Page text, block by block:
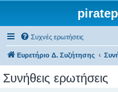
Συχνές ερωτήσεις
Ευρετήριο Δ. Συζήτησης
Συνήθεις ερωτήσεις